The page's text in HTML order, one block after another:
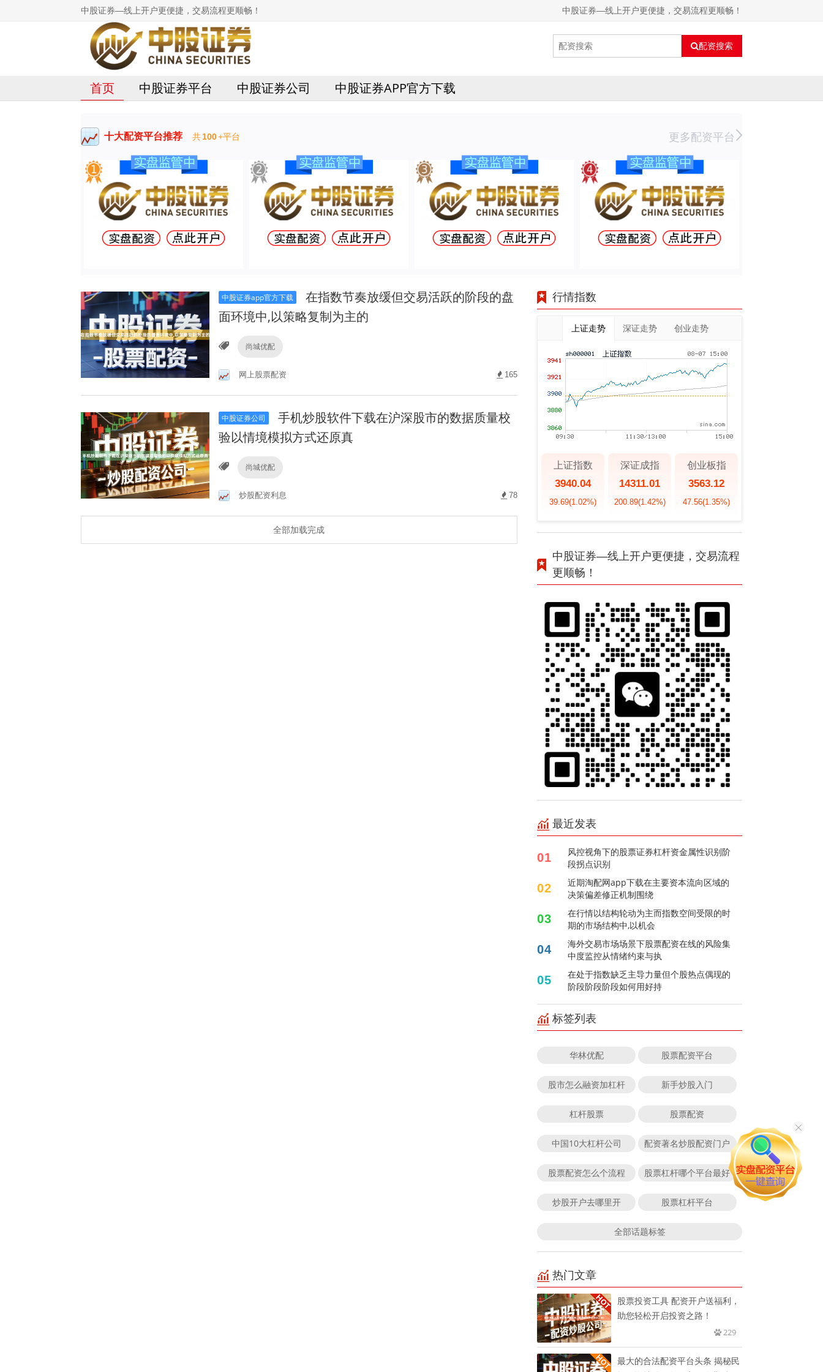
中股证券—线上开户更便捷，交易流程更顺畅！ 中股证券—线上开户更便捷，交易流程更顺畅！
配资搜索
首页 中股证券平台 中股证券公司 中股证券APP官方下载
十大配资平台推荐 共100+平台 更多配资平台
中股证券app官方下载
在指数节奏放缓但交易活跃的阶段的盘
面环境中,以策略复制为主的
尚城优配
网上股票配资 165
中股证券公司
手机炒股软件下载在沪深股市的数据质量校
验以情境模拟方式还原真
尚城优配
炒股配资利息 78
全部加载完成
行情指数
上证走势 深证走势 创业走势
上证指数
3940.04
39.69(1.02%)
深证成指
14311.01
200.89(1.42%)
创业板指
3563.12
47.56(1.35%)
中股证券—线上开户更便捷，交易流程
更顺畅！
最近发表
01
风控视角下的股票证券杠杆资金属性识别阶
段拐点识别
02
近期淘配网app下载在主要资本流向区域的
决策偏差修正机制围绕
03
在行情以结构轮动为主而指数空间受限的时
期的市场结构中,以机会
04
海外交易市场场景下股票配资在线的风险集
中度监控从情绪约束与执
05
在处于指数缺乏主导力量但个股热点偶现的
阶段阶段阶段如何用好持
标签列表
华林优配 股票配资平台
股市怎么融资加杠杆 新手炒股入门
杠杆股票 股票配资
中国10大杠杆公司 配资著名炒股配资门户
股票配资怎么个流程 股票杠杆哪个平台最好
炒股开户去哪里开 股票杠杆平台
全部话题标签
热门文章
股票投资工具 配资开户送福利，
助您轻松开启投资之路！
229
最大的合法配资平台头条 揭秘民